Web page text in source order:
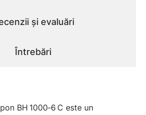
și evaluări
Întrebări
BH 1000‑6 C este un